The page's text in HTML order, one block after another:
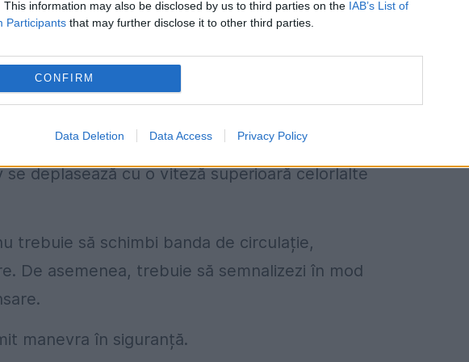
This information may also be disclosed by us to third parties on the IAB’s List of
Participants that may further disclose it to other third parties.
CONFIRM
Data Deletion Data Access Privacy Policy
dintre devansare și depășire conform
circulă cu o viteză mai mare pe o anumită
în aceeași direcție.
fără părăsirea benzii de circulație. Ea este
deplasează cu o viteză superioară celorlalte
trebuie să schimbi banda de circulație,
De asemenea, trebuie să semnalizezi în mod
manevra în siguranță.